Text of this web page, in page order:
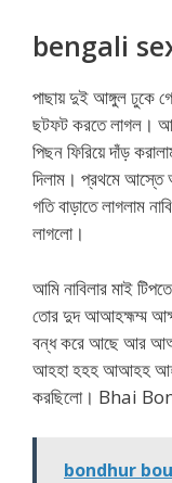
bengali
পাছায় দুই আঙ্গুল ঢুকে
ছটফট করতে লাগল। আমি
পিছন ফিরিয়ে দাঁড়
দিলাম। প্রথমে আস্তে
গতি বাড়াতে লাগলাম
লাগলো।
আমি নাবিলার মাই
তোর দুদ আআহহ্মম্ম
বন্ধ করে আছে আর
আহহা হহহ আআহহ আহ
করছিলো। Bhai
bondhur bou